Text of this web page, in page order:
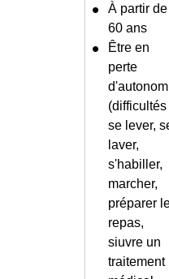
À partir de
60 ans
Être en
perte
(difficultés
se lever,
laver,
s'habiller,
marcher,
préparer
repas,
siuvre un
traitement